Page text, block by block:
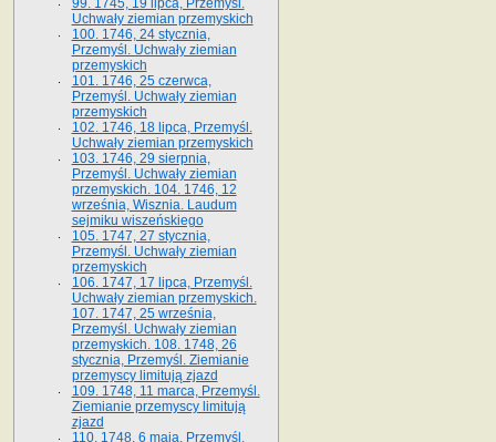
99. 1745, 19 lipca, Przemyśl.
Uchwały ziemian przemyskich
100. 1746, 24 stycznia,
Przemyśl. Uchwały ziemian
przemyskich
101. 1746, 25 czerwca,
Przemyśl. Uchwały ziemian
przemyskich
102. 1746, 18 lipca, Przemyśl.
Uchwały ziemian przemyskich
103. 1746, 29 sierpnia,
Przemyśl. Uchwały ziemian
przemyskich. 104. 1746, 12
września, Wisznia. Laudum
sejmiku wiszeńskiego
105. 1747, 27 stycznia,
Przemyśl. Uchwały ziemian
przemyskich
106. 1747, 17 lipca, Przemyśl.
Uchwały ziemian przemyskich.
107. 1747, 25 września,
Przemyśl. Uchwały ziemian
przemyskich. 108. 1748, 26
stycznia, Przemyśl. Ziemianie
przemyscy limitują zjazd
109. 1748, 11 marca, Przemyśl.
Ziemianie przemyscy limitują
zjazd
110. 1748, 6 maja, Przemyśl.